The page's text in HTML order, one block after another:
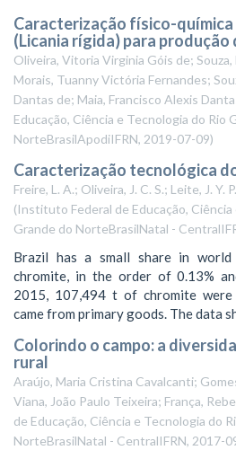
Caracterização físico-
(Licania rígida) para produção
Oliveira, Vitoria Virginia Góis de;
Morais, Tuanny Victória Fernandes;
Dantas de; Maia, Francisco Alexis
Educação, Ciência e Tecnologia do Rio
NorteBrasilApodiIFRN, 2019-07-09)
Caracterização tecnológica
Freire, L. A.; Oliveira, J. C. S.; Leite, J. Y.
(Instituto Federal de Educação, Ciência
Grande do NorteBrasilNatal -
Brazil has a small share in
chromite, in the order of 0.13%
2015, 107,494 t of chromite
came from primary goods. The data
Colorindo o campo: a
rural
Araújo, Maria Cristina Cavalcanti;
Viana, João Paulo Teixeira; França,
de Educação, Ciência e Tecnologia do
NorteBrasilNatal - CentralIFRN, 2017-